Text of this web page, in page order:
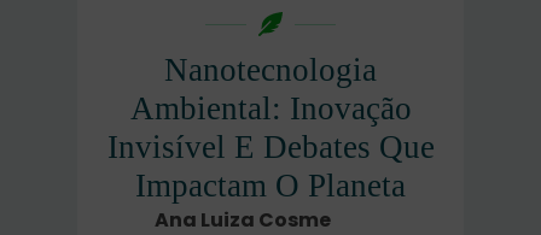
Nanotecnologia
Ambiental: Inovação
Invisível E Debates Que
Impactam O Planeta
Ana Luiza Cosme